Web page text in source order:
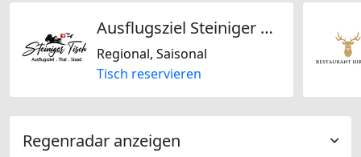
Ausflugsziel Steiniger Tisch
Regional, Saisonal
Tisch reservieren
Regenradar anzeigen